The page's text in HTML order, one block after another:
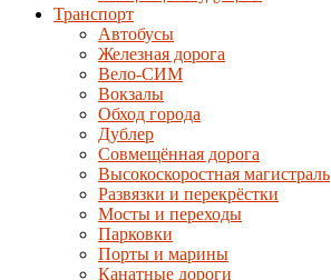
Транспорт
Автобусы
Железная дорога
Вело-СИМ
Вокзалы
Обход города
Дублер
Совмещённая дорога
Высокоскоростная магистраль
Развязки и перекрёстки
Мосты и переходы
Парковки
Порты и марины
Канатные дороги